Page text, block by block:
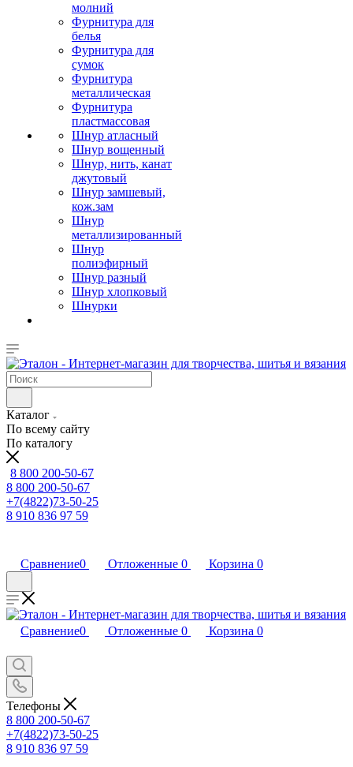
молний
Фурнитура для
белья
Фурнитура для
сумок
Фурнитура
металлическая
Фурнитура
пластмассовая
Шнур атласный
Шнур вощенный
Шнур, нить, канат
джутовый
Шнур замшевый,
кож.зам
Шнур
металлизированный
Шнур
полиэфирный
Шнур разный
Шнур хлопковый
Шнурки
Каталог
По всему сайту
По каталогу
8 800 200-50-67
8 800 200-50-67
+7(4822)73-50-25
8 910 836 97 59
Сравнение0 Отложенные 0 Корзина 0
Сравнение0 Отложенные 0 Корзина 0
Телефоны
8 800 200-50-67
+7(4822)73-50-25
8 910 836 97 59